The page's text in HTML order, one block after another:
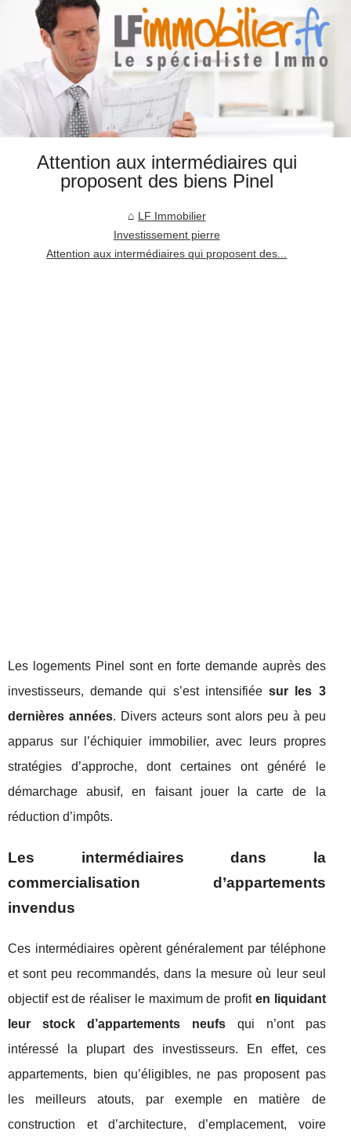
Attention aux intermédiaires qui
proposent des biens Pinel
LF Immobilier
Investissement pierre
Attention aux intermédiaires qui proposent des...
Les logements Pinel sont en forte demande auprès des
investisseurs, demande qui s’est intensifiéesur les 3
dernières années. Divers acteurs sont alors peu à peu
apparus sur l’échiquier immobilier, avec leurs propres
stratégies d’approche, dont certaines ont généré le
démarchage abusif, en faisant jouer la carte de la
réduction d’impôts.
Les intermédiaires dans la
commercialisation d’appartements
invendus
Ces intermédiaires opèrent généralement par téléphone
et sont peu recommandés, dans la mesure où leur seul
objectif est de réaliser le maximum de profit en liquidant
leur stock d’appartements neufsqui n’ont pas
intéressé la plupart des investisseurs. En effet, ces
appartements, bien qu’éligibles, ne pas proposent pas
les meilleurs atouts, par exemple en matière de
construction et d’architecture, d’emplacement, voire